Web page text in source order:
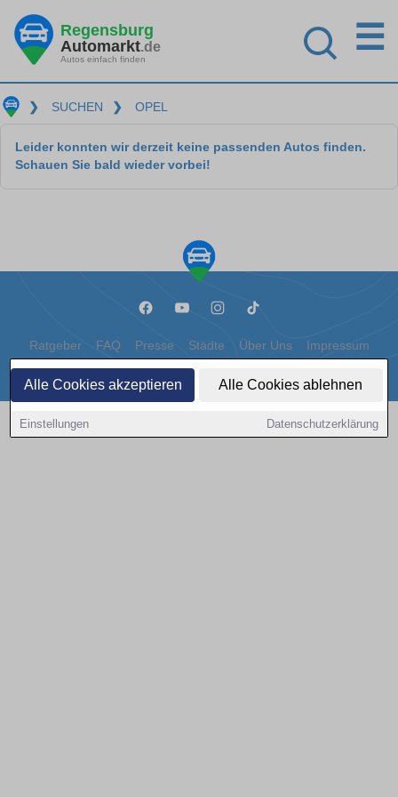
Alle Cookies akzeptieren Alle Cookies ablehnen
Einstellungen Datenschutzerklärung
Regensburg
Automarkt.de
Autos einfach finden
☰
❯ SUCHEN ❯ OPEL
Leider konnten wir derzeit keine passenden Autos finden.
Schauen Sie bald wieder vorbei!
Ratgeber FAQ Presse Städte Über Uns Impressum
Datenschutz Cookies
Copyright © 2000 - 2026 | 1A Infosysteme GmbH | Content by: 1a-sites-autos